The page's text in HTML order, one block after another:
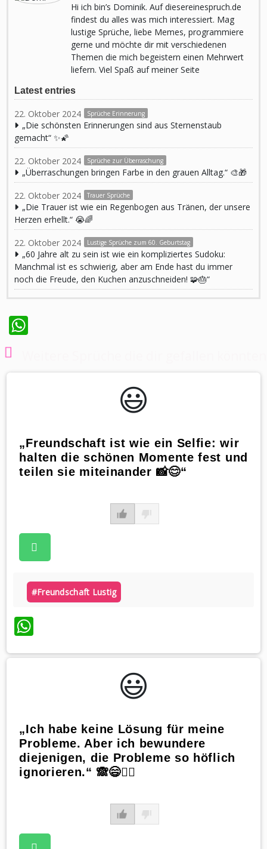
Hi ich bin’s Dominik. Auf diesereinespruch.de
findest du alles was mich interessiert. Mag
lustige Sprüche, liebe Memes, programmiere
gerne und möchte dir mit verschiedenen
Themen die mich begeistern einen Mehrwert
liefern. Viel Spaß auf meiner Seite
Latest entries
22. Oktober 2024 Sprüche Erinnerung
„Die schönsten Erinnerungen sind aus Sternenstaub
gemacht“ ✨🌠
22. Oktober 2024 Sprüche zur Überraschung
„Überraschungen bringen Farbe in den grauen Alltag.“ 🎨🎁
22. Oktober 2024 Trauer Sprüche
„Die Trauer ist wie ein Regenbogen aus Tränen, der unsere
Herzen erhellt.“ 😭🌈
22. Oktober 2024 Lustige Sprüche zum 60. Geburtstag
„60 Jahre alt zu sein ist wie ein kompliziertes Sudoku:
Manchmal ist es schwierig, aber am Ende hast du immer
noch die Freude, den Kuchen anzuschneiden! 🧩🎂“
😃️
„Freundschaft ist wie ein Selfie: wir
halten die schönen Momente fest und
teilen sie miteinander 📸😊“
#freundschaft Lustig
WhatsApp
😃️
„Ich habe keine Lösung für meine
Probleme. Aber ich bewundere
diejenigen, die Probleme so höflich
ignorieren.“ 🙈😄🤷‍♀️